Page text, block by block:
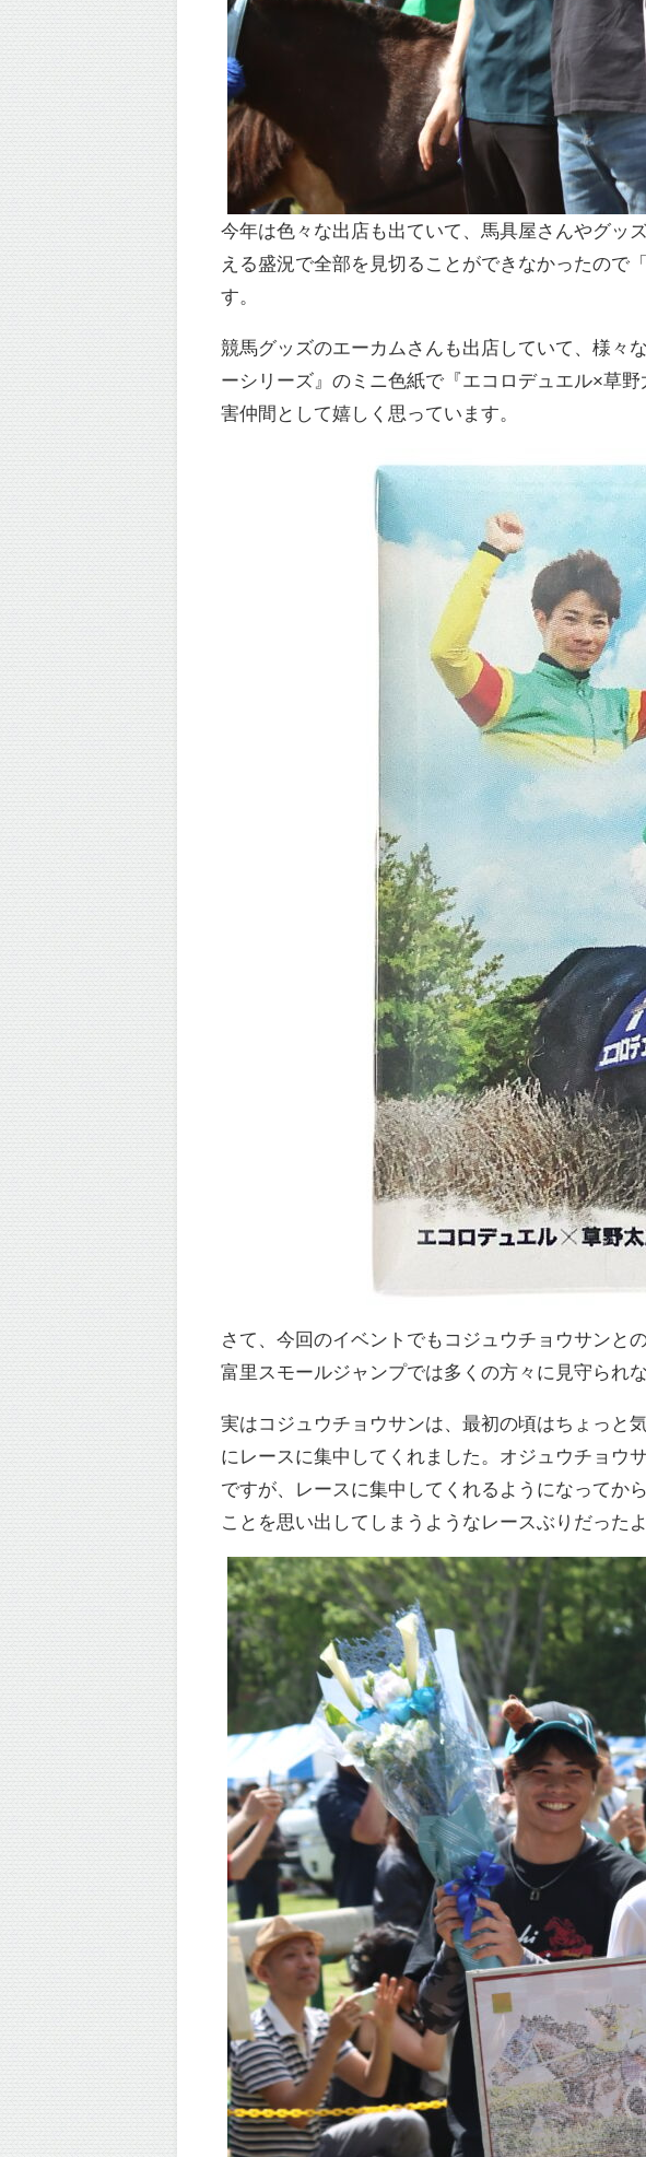
今年は色々な出店も出ていて、馬具屋さんやグッ
える盛況で全部を見切ることができなかったので
す。
競馬グッズのエーカムさんも出店していて、様々
ーシリーズ』のミニ色紙で『エコロデュエル×草
害仲間として嬉しく思っています。
さて、今回のイベントでもコジュウチョウサンと
富里スモールジャンプでは多くの方々に見守られ
実はコジュウチョウサンは、最初の頃はちょっと
にレースに集中してくれました。オジュウチョウ
ですが、レースに集中してくれるようになってか
ことを思い出してしまうようなレースぶりだった